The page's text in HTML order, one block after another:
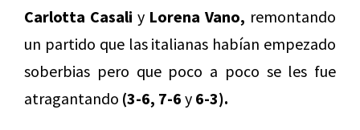
Carlotta Casali y Lorena Vano, remontando
un partido que las italianas habían empezado
soberbias pero que poco a poco se les fue
atragantando (3-6, 7-6 y 6-3).